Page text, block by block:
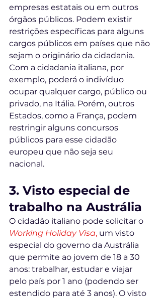
empresas estatais ou em outros
órgãos públicos. Podem existir
restrições específicas para alguns
cargos públicos em países que não
sejam o originário da cidadania.
Com a cidadania italiana, por
exemplo, poderá o indivíduo
ocupar qualquer cargo, público ou
privado, na Itália. Porém, outros
Estados, como a França, podem
restringir alguns concursos
públicos para esse cidadão
europeu que não seja seu
nacional.
3. Visto especial de
trabalho na Austrália
O cidadão italiano pode solicitar o
Working Holiday Visa, um visto
especial do governo da Austrália
que permite ao jovem de 18 a 30
anos: trabalhar, estudar e viajar
pelo país por 1 ano (podendo ser
estendido para até 3 anos). O visto